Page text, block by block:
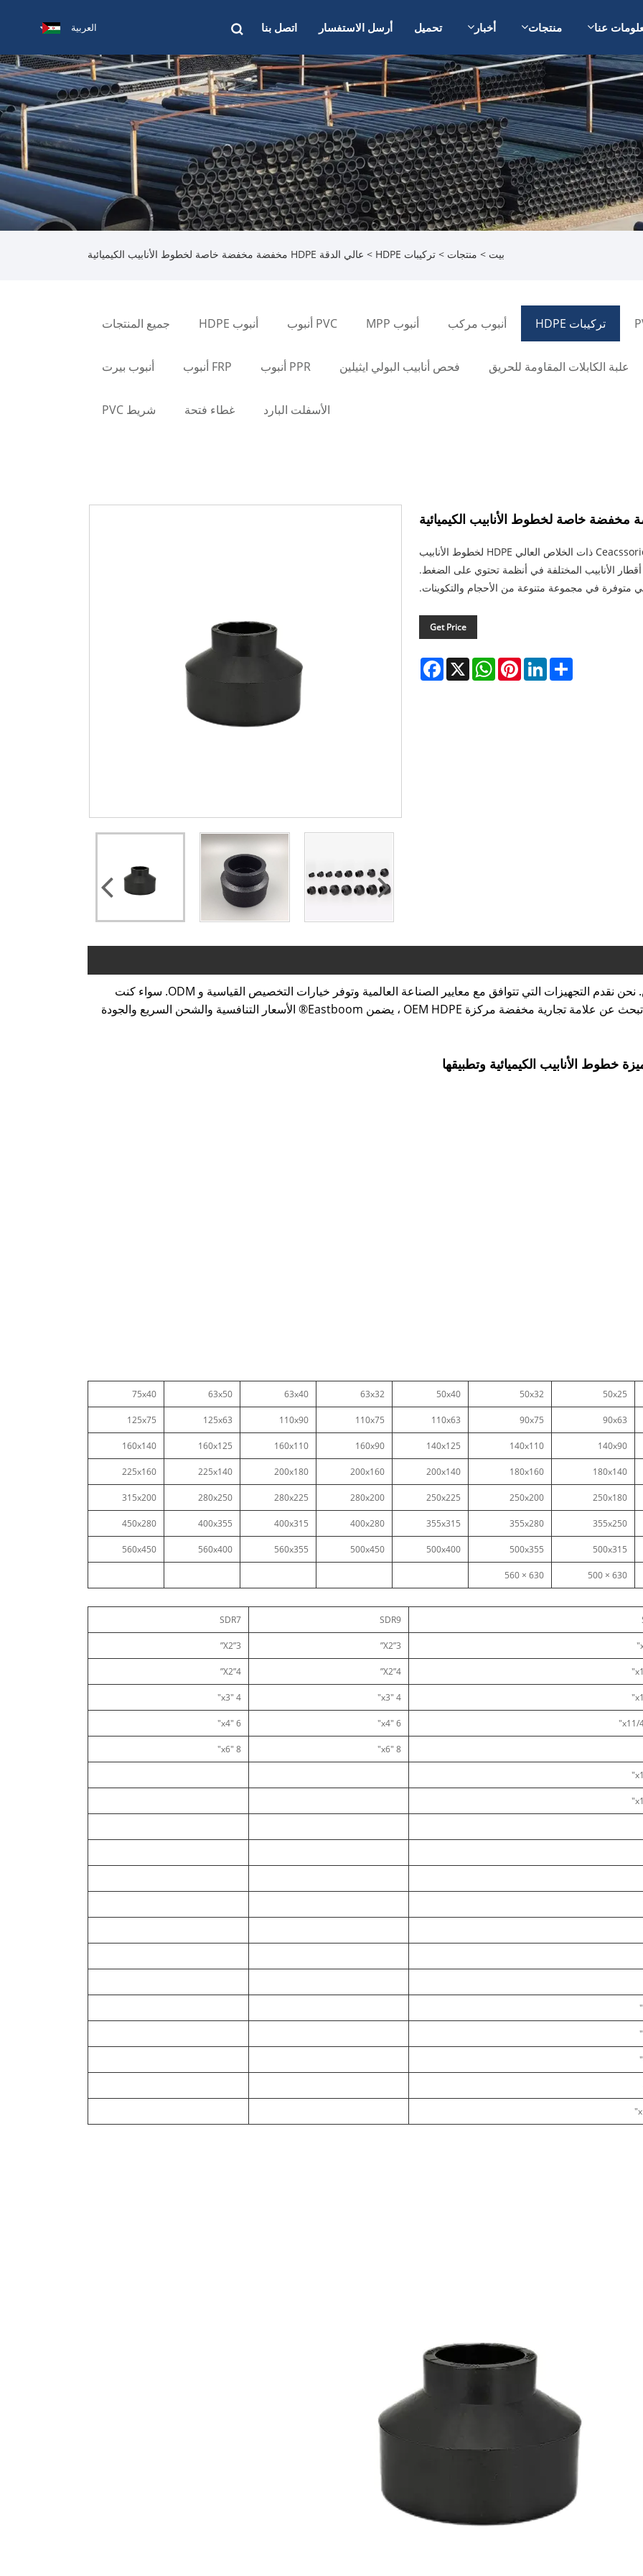
عنا منتجات أخبار تحميل أرسل الاستفسار اتصل بنا العربية
بيت > منتجات > تركيبات HDPE > عالي الدقة HDPE مخفضة مخفضة خاصة لخطوط الأنابيب الكيميائية
جميع المنتجات أنبوب HDPE PVC أنبوب أنبوب MPP أنبوب مركب تركيبات HDPE
أنبوب بيرت FRP أنبوب PPR أنبوب فحص أنابيب البولي ايثيلين علبة الكابلات المقاومة للحريق
شريط PVC غطاء فتحة الأسفلت البارد
Eastboom® هي شركة مصنعة موثوق بها ومورد لـ Ceacssories ذات الخلاص العالي HDPE لخطوط الأنابيب
أقطار الأنابيب المختلفة في أنظمة تحتوي على الضغط.
متوفرة في مجموعة متنوعة من الأحجام والتكوينات.
Get Price
Facebook X
WhatsAppPinterestLinkedInShare
Eastboom® هو مورد مخفض موثوق به في الصين. نحن نقدم التجهيزات التي تتوافق مع معايير الصناعة العالمية وتوفر خيارات التخصيص القياسية و ODM. سواء كنت
تشتري من مصنع مخفض HDPE الصيني مركزة أو تبحث عن علامة تجارية مخفضة مركزة OEM HDPE ، يضمن Eastboom® الأسعار التنافسية والشحن السريع والجودة
50x25
50x32
50x40
63x32
63x40
63x50
75x40
90x63
90x75
110x63
110x75
110x90
125x63
125x75
140x90
140x110
140x125
160x90
160x110
160x125
160x140
180x140
180x160
200x140
200x160
200x180
225x140
225x160
250x180
250x200
250x225
280x200
280x225
280x250
315x200
355x250
355x280
355x315
400x280
400x315
400x355
450x280
500x315
500x355
500x400
500x450
560x355
560x400
560x450
630 × 500
630 × 560
SDR9
SDR7
3”X2”
3”X2”
4”X2”
4”X2”
4 "x3"
4 "x3"
6 "x4"
6 "x4"
8 "x6"
8 "x6"